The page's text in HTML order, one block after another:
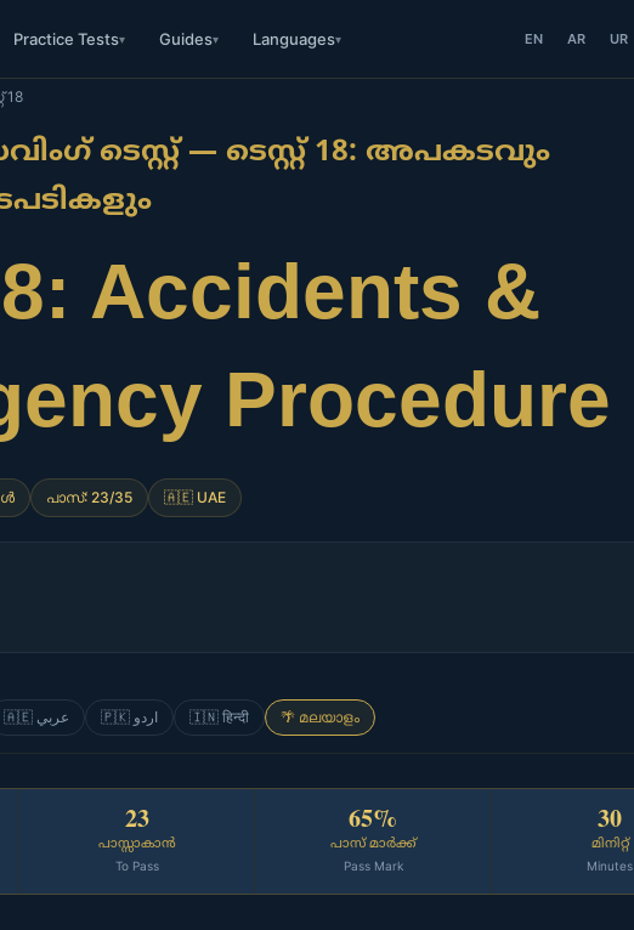
Practice Tests▾ Guides▾ Languages▾ EN AR UR
18
ടെസ്റ്റ് — ടെസ്റ്റ് 18: അപകടവും
Accidents &
Procedure
പാസ്: 23/35 🇦🇪 UAE
🇦🇪 عربي 🇵🇰 اردو 🇮🇳 हिन्दी 🌴 മലയാളം
23
പാസ്സാകാൻ
To Pass
65%
പാസ് മാർക്ക്
Pass Mark
30
മിനിറ്റ്
Minutes